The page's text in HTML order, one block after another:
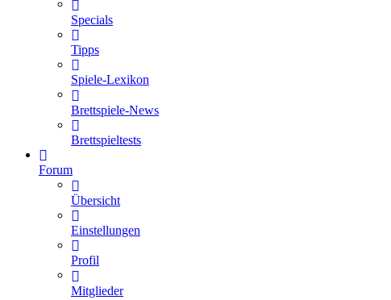
Specials
Tipps
Spiele-Lexikon
Brettspiele-News
Brettspieltests
Forum
Übersicht
Einstellungen
Profil
Mitglieder